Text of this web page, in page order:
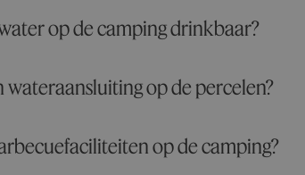
op de camping drinkbaar?
wateraansluiting op de percelen?
op de camping?